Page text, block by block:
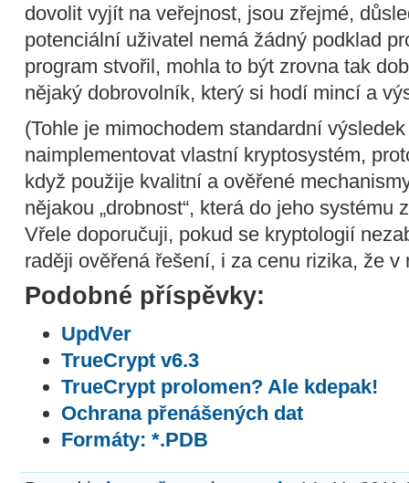
dovolit vyjít na veřejnost, jsou zřejmé,
potenciální uživatel nemá žádný podklad
program stvořil, mohla to být zrovna tak
nějaký dobrovolník, který si hodí mincí a
(Tohle je mimochodem standardní
naimplementovat vlastní kryptosystém,
když použije kvalitní a ověřené
nějakou „drobnost“, která do jeho systému
Vřele doporučuji, pokud se kryptologií
raději ověřená řešení, i za cenu rizika, že v
Podobné příspěvky:
UpdVer
TrueCrypt v6.3
TrueCrypt prolomen? Ale kdepak!
Ochrana přenášených dat
Formáty: *.PDB